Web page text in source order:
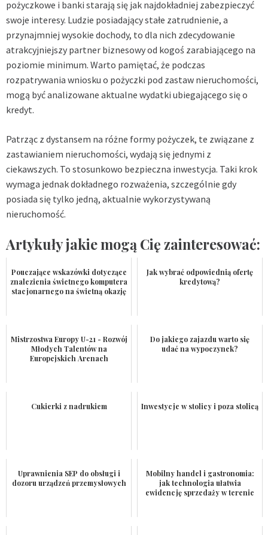
pożyczkowe i banki starają się jak najdokładniej zabezpieczyć
swoje interesy. Ludzie posiadający stałe zatrudnienie, a
przynajmniej wysokie dochody, to dla nich zdecydowanie
atrakcyjniejszy partner biznesowy od kogoś zarabiającego na
poziomie minimum. Warto pamiętać, że podczas
rozpatrywania wniosku o pożyczki pod zastaw nieruchomości,
mogą być analizowane aktualne wydatki ubiegającego się o
kredyt.
Patrząc z dystansem na różne formy pożyczek, te związane z
zastawianiem nieruchomości, wydają się jednymi z
ciekawszych. To stosunkowo bezpieczna inwestycja. Taki krok
wymaga jednak dokładnego rozważenia, szczególnie gdy
posiada się tylko jedną, aktualnie wykorzystywaną
nieruchomość.
Artykuły jakie mogą Cię zainteresować:
Pouczające wskazówki dotyczące
znalezienia świetnego komputera
stacjonarnego na świetną okazję
Jak wybrać odpowiednią ofertę
kredytową?
Mistrzostwa Europy U-21 - Rozwój
Młodych Talentów na
Europejskich Arenach
Do jakiego zajazdu warto się
udać na wypoczynek?
Cukierki z nadrukiem Inwestycje w stolicy i poza stolicą
Uprawnienia SEP do obsługi i
dozoru urządzeń przemysłowych
Mobilny handel i gastronomia:
jak technologia ułatwia
ewidencję sprzedaży w terenie